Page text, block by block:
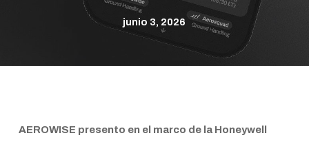
junio 3, 2026
AEROWISE presento en el marco de la Honeywell